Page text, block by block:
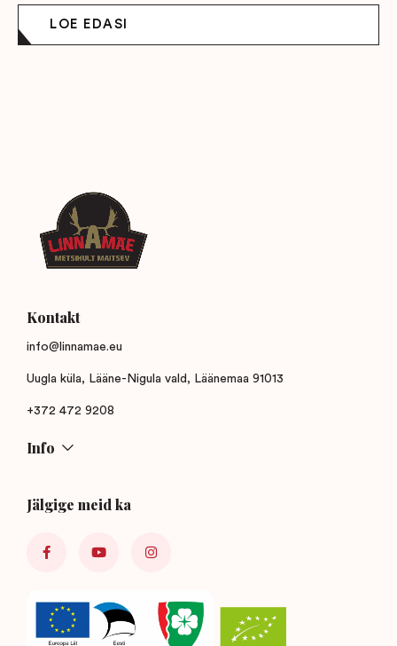
Kontakt
info@linnamae.eu
Uugla küla, Lääne-Nigula vald, Läänemaa 91013
+372 472 9208
Info
Jälgige meid ka